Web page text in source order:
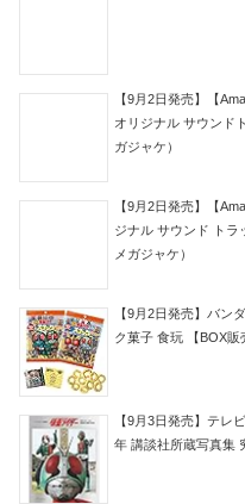
【9月2日発売】【
オリジナル サウンド
ガジャケ）
【9月2日発売】【
ジナル サウンド トラ
メガジャケ）
【9月2日発売】バン
ク菓子 食玩 【BOX販
【9月3日発売】テレ
年 講談社所蔵写真集